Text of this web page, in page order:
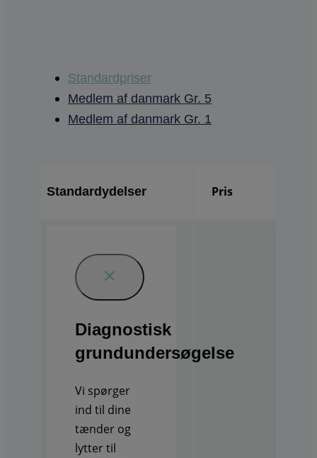
Standardpriser
Medlem af danmark Gr. 5
Medlem af danmark Gr. 1
Standardydelser Pris
Diagnostisk
grundundersøgelse
Vi spørger
ind til dine
tænder og
lytter til